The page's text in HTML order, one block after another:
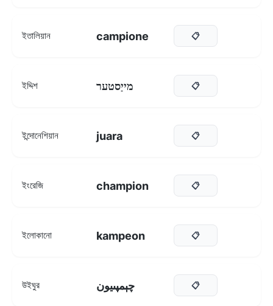
ইতালিয়ান campione 📋
ইদ্দিশ מייַסטער 📋
ইন্দোনেশিয়ান juara 📋
ইংরেজি champion 📋
ইলোকানো kampeon 📋
উইঘুর چېمپىيون 📋